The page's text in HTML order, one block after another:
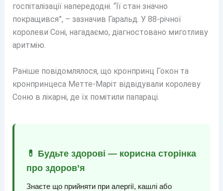
госпіталізації напередодні. “Її стан значно
покращився”, – зазначив Гаральд. У 88-річної
королеви Соні, нагадаємо, діагностовано миготливу
аритмію.
Раніше повідомлялося, що кронпринц Гокон та
кронпринцеса Метте-Маріт відвідували королеву
Соню в лікарні, де їх помітили папараці.
💊 Будьте здорові — корисна сторінка
про здоров’я
Знаєте що прийняти при алергії, кашлі або